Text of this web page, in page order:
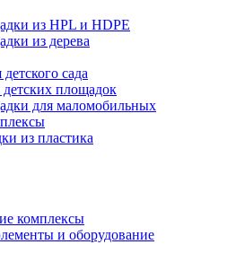
из HPL и HDPE
из дерева
сада
площадок
для маломобильных
из пластика
комплексы
и оборудование